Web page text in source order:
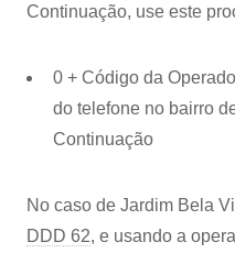
Continuação, use este
0 + Código da
do telefone no bairro
Continuação
No caso de Jardim Bela
DDD 62, e usando a